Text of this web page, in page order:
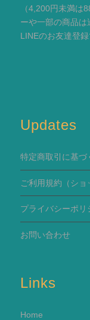
（4,200円未満は
ーや一部の商品は
LINEのお友達登
Updates
特定商取引に基づ
ご利用規約 （シ
プライバシーポリ
お問い合わせ
Links
Home